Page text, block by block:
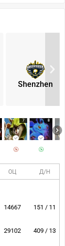
Shenzhen
7 8
ОЦ Д/Н
14667 151 / 11
29102 409 / 13